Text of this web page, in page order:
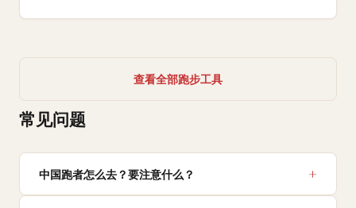
查看全部跑步工具
常见问题
中国跑者怎么去？要注意什么？